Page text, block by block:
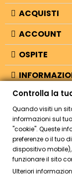
ACQUISTI
ACCOUNT
OSPITE
NEGOZIO
© 2026 -
HOME
Controlla la
Quando visiti un
informazioni sul
"cookie". Queste
preferenze o il tuo
dispositivo
funzionare il sito
Ulteriori